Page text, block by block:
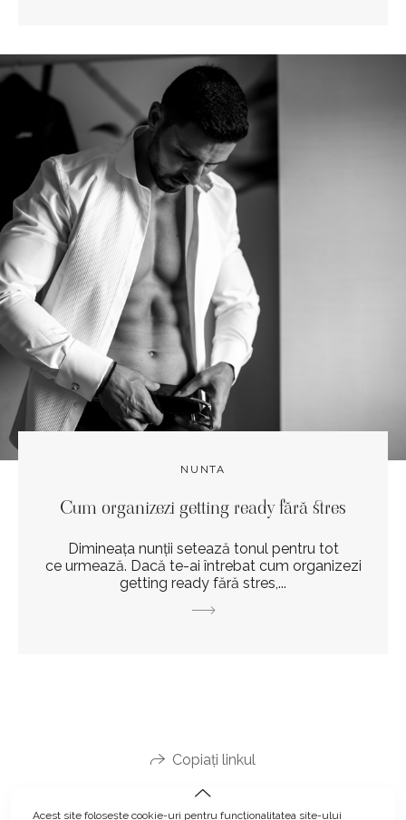
NUNTA
Cum organizezi getting ready fără stres
Dimineața nunții setează tonul pentru tot
ce urmează. Dacă te-ai întrebat cum organizezi
getting ready fără stres,...
Copiați linkul
Acest site folosește cookie-uri pentru funcționalitatea site-ului